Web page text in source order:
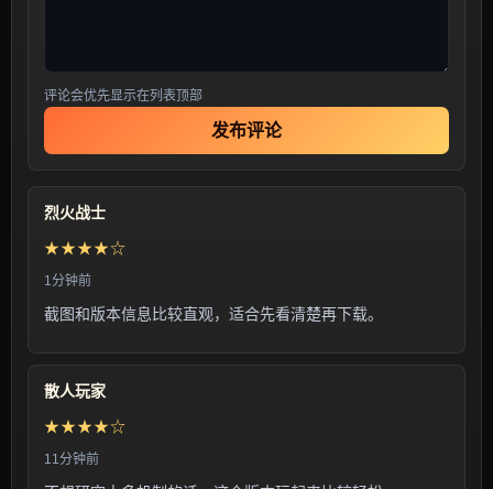
评论会优先显示在列表顶部
发布评论
烈火战士
★★★★☆
1分钟前
截图和版本信息比较直观，适合先看清楚再下载。
散人玩家
★★★★☆
11分钟前